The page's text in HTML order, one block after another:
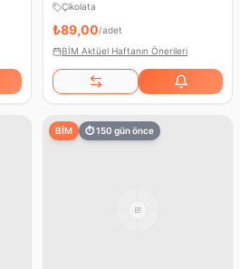
Çikolata
₺89,00/adet
BİM Aktüel Haftanın Önerileri
BİM ⏱150 gün önce